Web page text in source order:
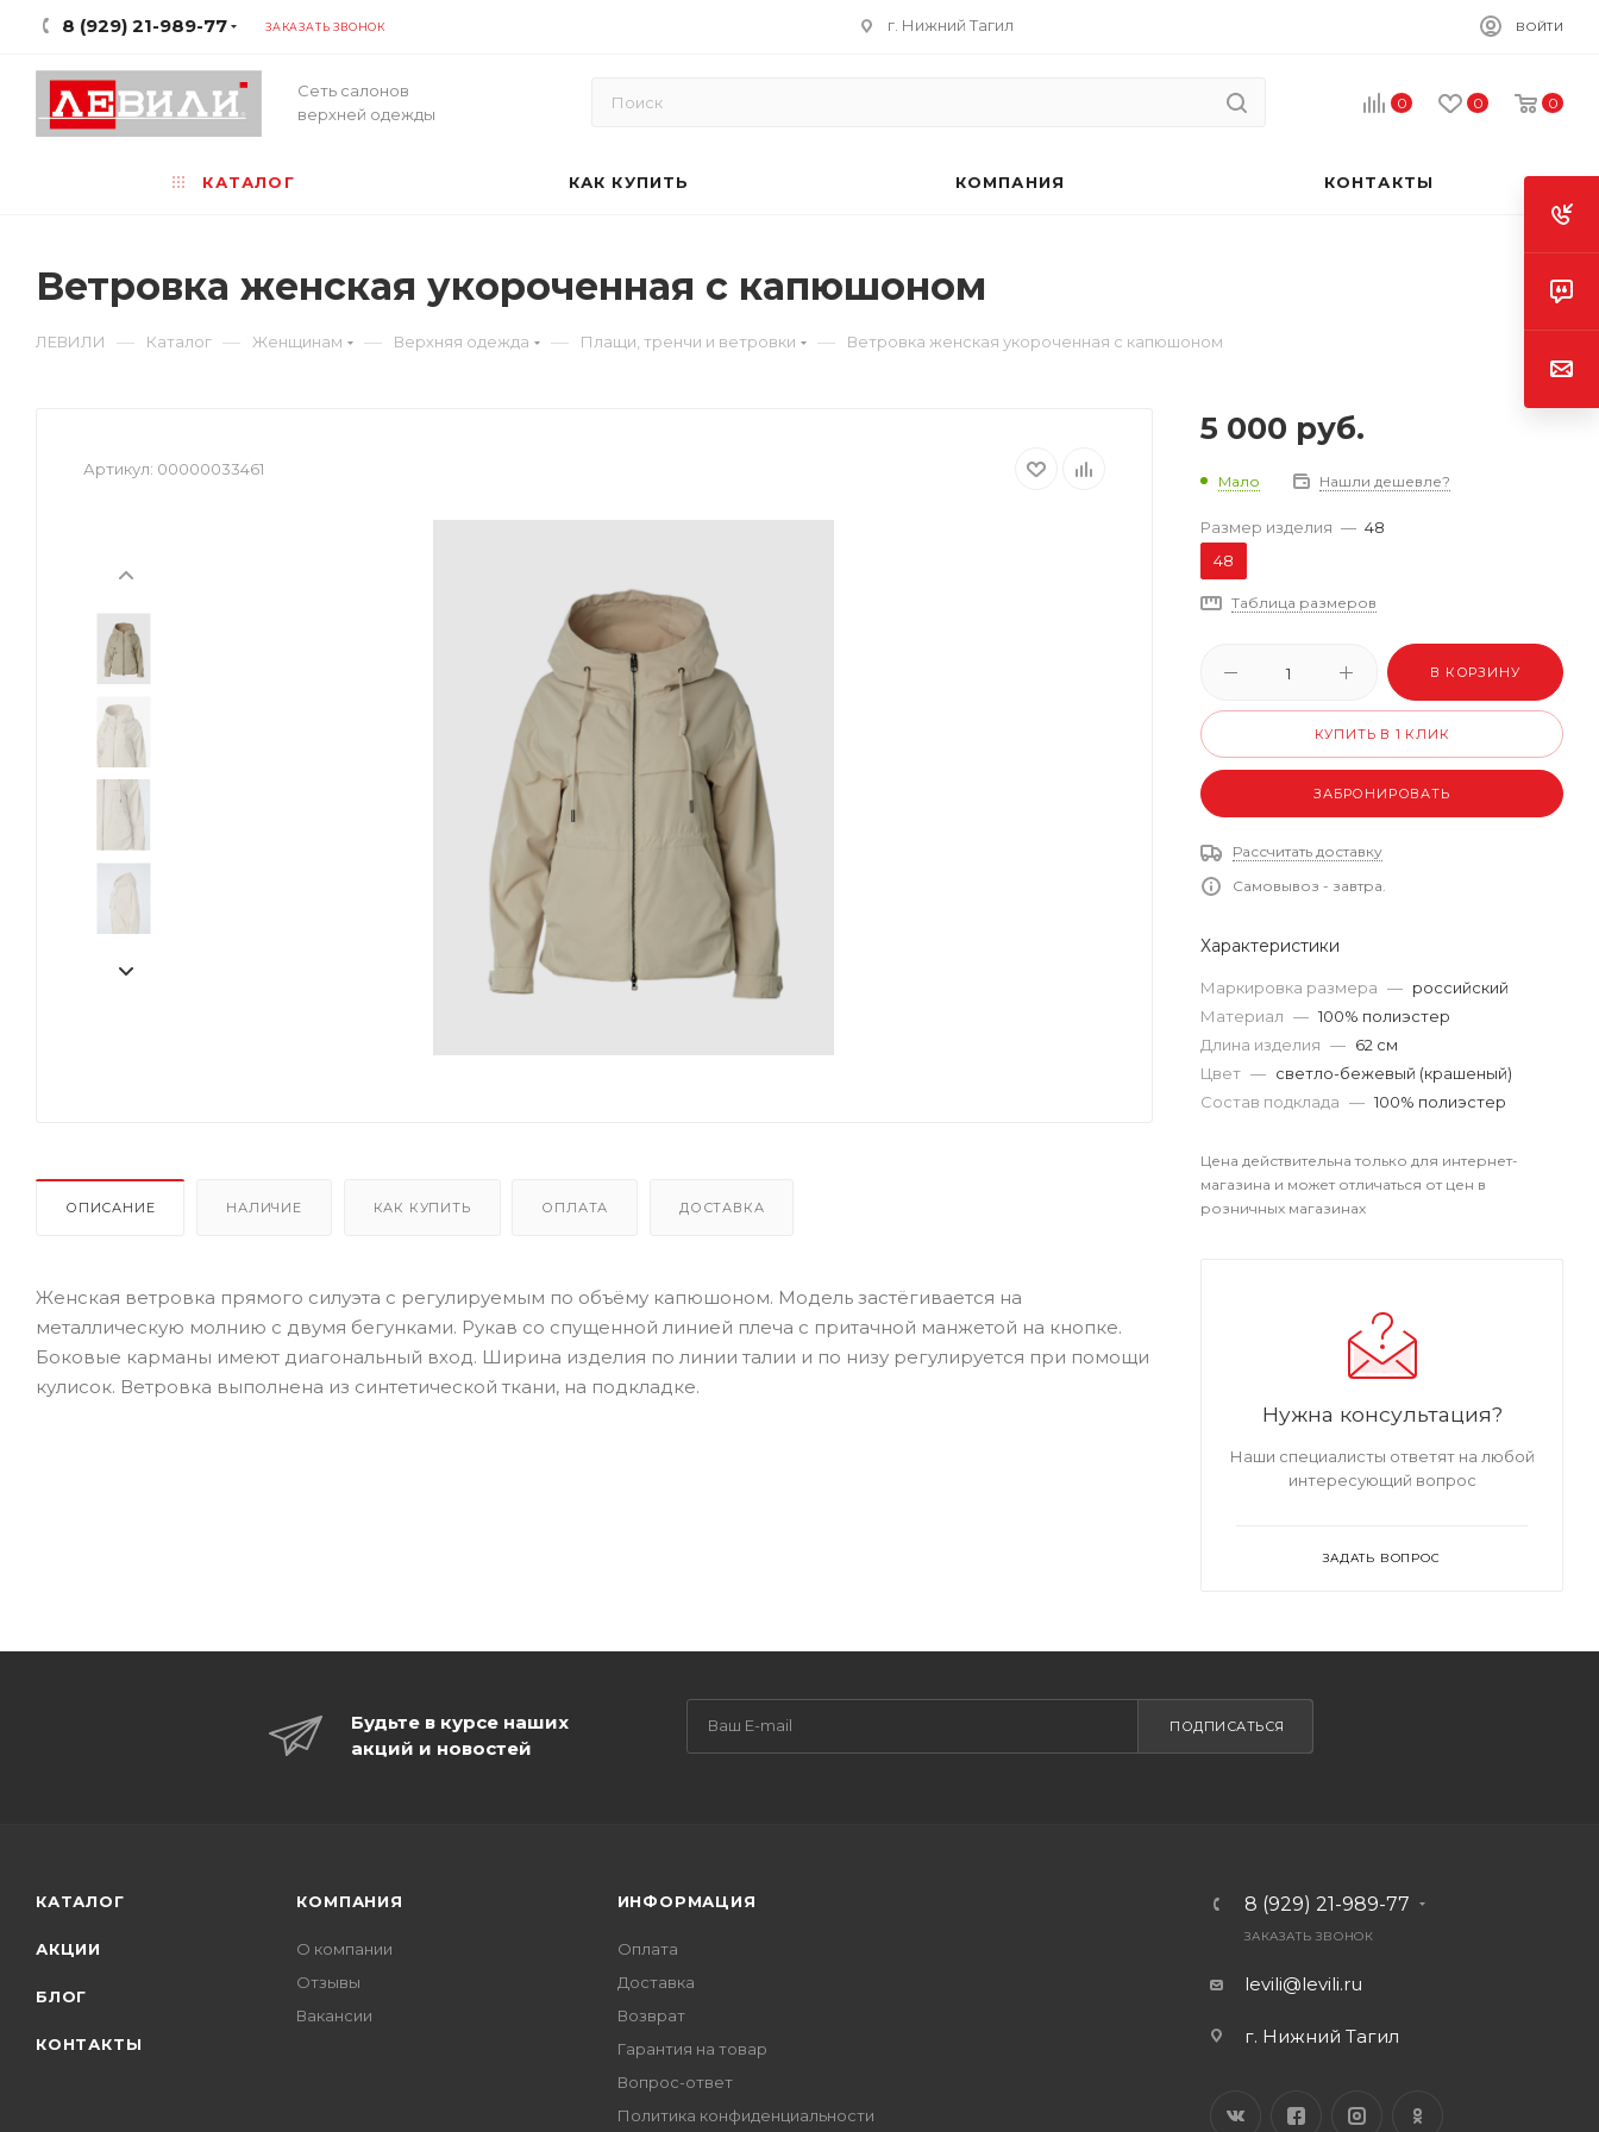
8 (929) 21-989-77 ЗАКАЗАТЬ ЗВОНОК г. Нижний Тагил ВОЙТИ
Сеть салонов
верхней одежды
0 0 0
КАТАЛОГ КАК КУПИТЬ КОМПАНИЯ КОНТАКТЫ
Ветровка женская укороченная с капюшоном
ЛЕВИЛИ — Каталог — Женщинам — Верхняя одежда — Плащи, тренчи и ветровки — Ветровка женская укороченная с капюшоном
Артикул: 00000033461
ОПИСАНИЕ НАЛИЧИЕ КАК КУПИТЬ ОПЛАТА ДОСТАВКА
Женская ветровка прямого силуэта с регулируемым по объёму капюшоном. Модель застёгивается на
металлическую молнию с двумя бегунками. Рукав со спущенной линией плеча с притачной манжетой на кнопке.
Боковые карманы имеют диагональный вход. Ширина изделия по линии талии и по низу регулируется при помощи
кулисок. Ветровка выполнена из синтетической ткани, на подкладке.
5 000 руб.
Мало Нашли дешевле?
Размер изделия — 48
48
Таблица размеров
В КОРЗИНУ
КУПИТЬ В 1 КЛИК
ЗАБРОНИРОВАТЬ
Рассчитать доставку
Самовывоз - завтра.
Характеристики
Маркировка размера — российский
Материал — 100% полиэстер
Длина изделия — 62 см
Цвет — светло-бежевый (крашеный)
Состав подклада — 100% полиэстер
Цена действительна только для интернет-
магазина и может отличаться от цен в
розничных магазинах
Нужна консультация?
Наши специалисты ответят на любой
интересующий вопрос
ЗАДАТЬ ВОПРОС
Будьте в курсе наших
акций и новостей
ПОДПИСАТЬСЯ
КАТАЛОГ
АКЦИИ
БЛОГ
КОНТАКТЫ
КОМПАНИЯ
О компании
Отзывы
Вакансии
ИНФОРМАЦИЯ
Оплата
Доставка
Возврат
Гарантия на товар
Вопрос-ответ
Политика конфиденциальности
8 (929) 21-989-77
ЗАКАЗАТЬ ЗВОНОК
levili@levili.ru
г. Нижний Тагил